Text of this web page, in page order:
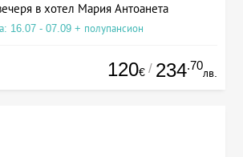
в хотел Мария Антоанета
16.07 - 07.09 + полупансион
120€ / 234.70
лв.